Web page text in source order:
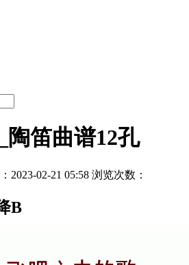
陶笛曲谱12孔
2023-02-21 05:58 浏览次数：
B